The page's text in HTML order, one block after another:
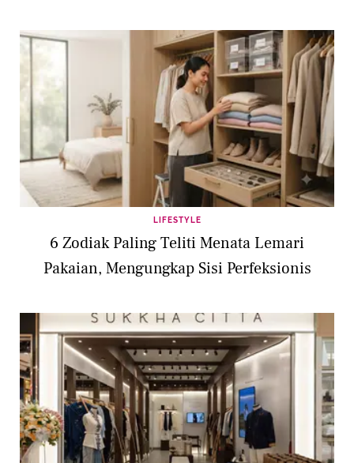
LIFESTYLE
6 Zodiak Paling Teliti Menata Lemari
Pakaian, Mengungkap Sisi Perfeksionis